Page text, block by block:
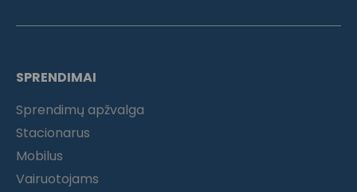
SPRENDIMAI
Sprendimų apžvalga
Stacionarus
Mobilus
Vairuotojams